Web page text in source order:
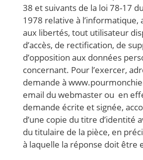
38 et suivants de la loi 78-17
1978 relative à l’informatique,
aux libertés, tout utilisateur
d’accès, de rectification, de
d’opposition aux données
concernant. Pour l’exercer,
demande à
email du webmaster ou en
demande écrite et signée,
d’une copie du titre d’identité
du titulaire de la pièce, en
à laquelle la réponse doit être